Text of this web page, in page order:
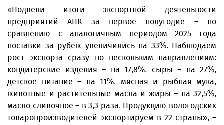
«Подвели итоги экспортной деятельности
предприятий АПК за первое полугодие – по
сравнению с аналогичным периодом 2025 года
поставки за рубеж увеличились на 33%. Наблюдаем
рост экспорта сразу по нескольким направлениям:
кондитерские изделия – на 17,8%, сыры – на 27%,
детское питание – на 11%, мясная и рыбная мука,
животные и растительные масла и жиры – на 32,5%,
масло сливочное – в 3,3 раза. Продукцию вологодских
товаропроизводителей экспортируем в 22 страны», –